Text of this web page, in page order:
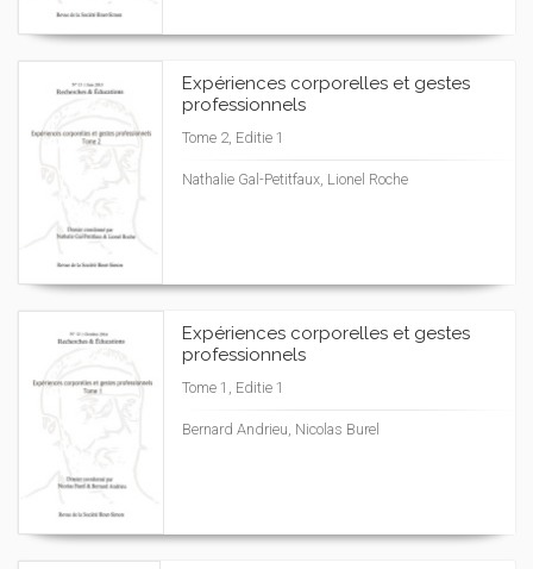
Expériences corporelles et gestes
professionnels
Tome 2, Editie 1
Nathalie Gal-Petitfaux, Lionel Roche
Expériences corporelles et gestes
professionnels
Tome 1, Editie 1
Bernard Andrieu, Nicolas Burel